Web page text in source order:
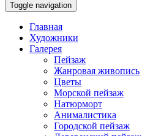
Toggle navigation
Главная
Художники
Галерея
Пейзаж
Жанровая живопись
Цветы
Морской пейзаж
Натюрморт
Анималистика
Городской пейзаж